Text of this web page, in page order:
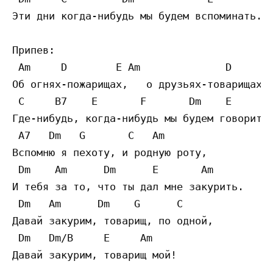
Эти дни когда-нибудь мы будем вспоминать.
Припев:
Am     D        E Am              D
Об огнях-пожарищах,   о друзьях-товарищах
C     B7    E       F       Dm    E
Где-нибудь, когда-нибудь мы будем
A7   Dm   G       C   Am
Вспомню я пехоту, и родную роту,
Dm    Am      Dm      E       Am
И тебя за то, что ты дал мне закурить.
Dm   Am      Dm    G      C
Давай закурим, товарищ, по одной,
Dm   Dm/B     E     Am